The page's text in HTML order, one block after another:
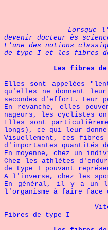
Lorsque l'on veut
devenir docteur ès
L'une des notions
de type I et les fibres
Les fibres
Elles sont appelées
qu'elles ne donnent
secondes d'effort. Leur
En revanche, elles
nageurs, les cyclistes
Elles sont
longs), ce qui leur
Visuellement, ces
d'importantes quantités
En moyenne, chez un
Chez les athlètes
de type I pouvant
A l'inverse, chez les
En général, il y a un
l'organisme à faire face
Vitesse de
Fibres de